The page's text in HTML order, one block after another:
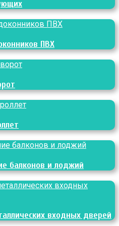
ПВХ
балконов и лоджий
входных дверей